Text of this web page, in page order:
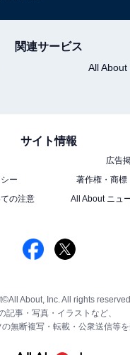
関連サービス
All About
サイト情報
広告
ー
著作権・商標
の注意
All About ニュ
About, Inc. All rights
記事・写真・イラストなど、
無断複写・転載・公衆送信等を